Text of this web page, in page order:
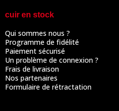
cuir en stock
Qui sommes nous ?
Programme de fidélité
Paiement sécurisé
Un problème de connexion ?
Frais de livraison
Nos partenaires
Formulaire de rétractation